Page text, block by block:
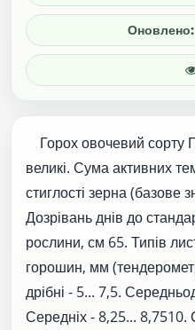
Горох овочевий сорту
великі. Сума активних
стиглості зерна (базове
Дозрівань днів до
рослини, см 65. Типів
горошин, мм
дрібні - 5... 7,5.
Середніх - 8,25... 8,7510.